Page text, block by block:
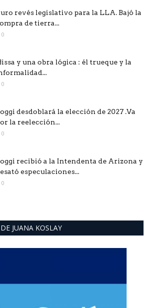
revés legislativo para la LLA. Bajó la
de tierra...
0
y una obra lógica : él trueque y la
0
desdoblará la elección de 2027 .Va
la reelección...
0
recibió a la Intendenta de Arizona y
especulaciones...
0
JUANA KOSLAY